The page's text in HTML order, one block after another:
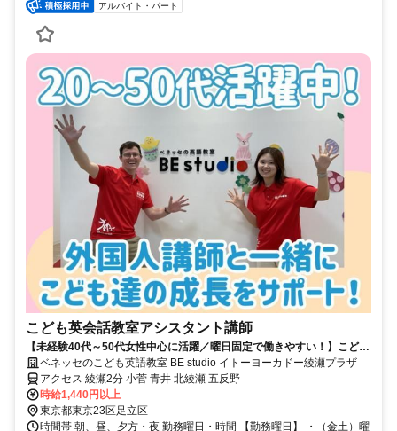
アルバイト・パート
こども英会話教室アシスタント講師
【未経験40代～50代女性中心に活躍／曜日固定で働きやすい！】こども
英会話教室アシスタント講師
ベネッセのこども英語教室 BE studio イトーヨーカドー綾瀬プラザ
アクセス 綾瀬2分 小菅 青井 北綾瀬 五反野
時給1,440円以上
東京都東京23区足立区
時間帯 朝、昼、夕方・夜 勤務曜日・時間 【勤務曜日】 ・（金土）曜